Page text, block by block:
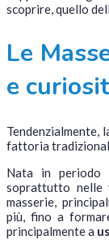
scoprire, quello
Le
e
Tendenzialmente,
fattoria
Nata in periodo
soprattutto nelle
masserie,
più, fino a
principalmente a